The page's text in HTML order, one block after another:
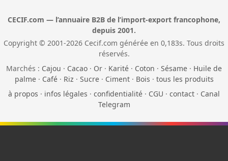
CECIF.com — l’annuaire B2B de l’import-export francophone,
depuis 2001.
Copyright © 2001-2026 Cecif.com générée en 0,183s. Tous droits
réservés.
Marchés : Cajou · Cacao · Or · Karité · Coton · Sésame · Huile de
palme· Café· Riz · Sucre· Ciment· Bois · tous les produits
à propos · infos légales · confidentialité · CGU · contact · Canal
Telegram